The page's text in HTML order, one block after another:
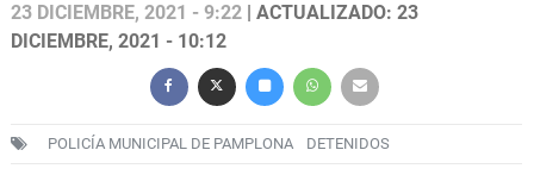
23 DICIEMBRE, 2021 - 9:22 | ACTUALIZADO: 23
DICIEMBRE, 2021 - 10:12
POLICÍA MUNICIPAL DE PAMPLONA DETENIDOS